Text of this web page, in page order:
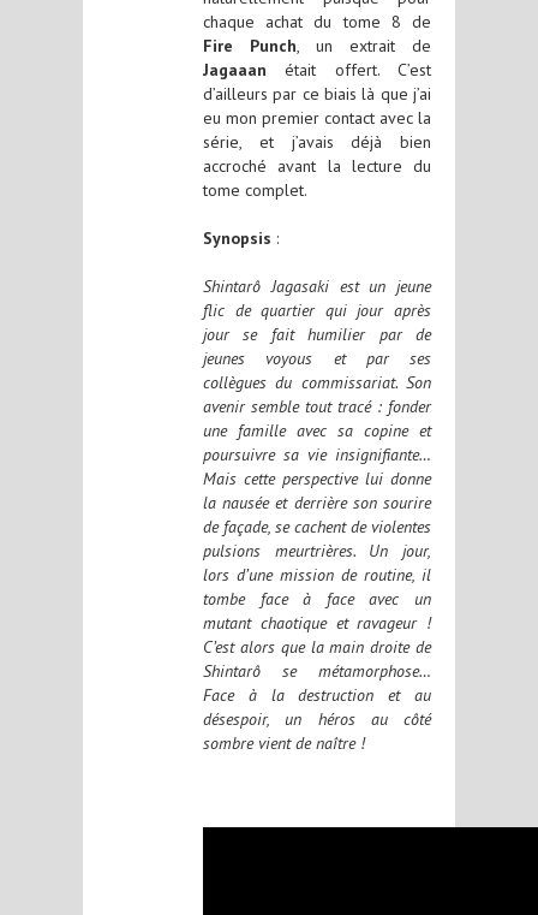
chaque achat du tome 8 de
Fire Punch, un extrait de
Jagaaan était offert. C’est
d’ailleurs par ce biais là que j’ai
eu mon premier contact avec la
série, et j’avais déjà bien
accroché avant la lecture du
tome complet.
Synopsis :
Shintarô Jagasaki est un jeune
flic de quartier qui jour après
jour se fait humilier par de
jeunes voyous et par ses
collègues du commissariat. Son
avenir semble tout tracé : fonder
une famille avec sa copine et
poursuivre sa vie insignifiante…
Mais cette perspective lui donne
la nausée et derrière son sourire
de façade, se cachent de violentes
pulsions meurtrières. Un jour,
lors d’une mission de routine, il
tombe face à face avec un
mutant chaotique et ravageur !
C’est alors que la main droite de
Shintarô se métamorphose…
Face à la destruction et au
désespoir, un héros au côté
sombre vient de naître !